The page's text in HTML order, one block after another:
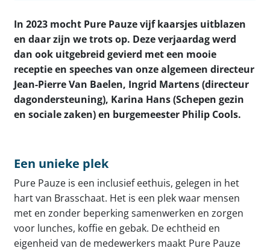
In 2023 mocht Pure Pauze vijf kaarsjes uitblazen
en daar zijn we trots op. Deze verjaardagwerd
dan ook uitgebreid gevierd met een mooie
receptie en speeches van onze algemeen directeur
Jean-Pierre Van Baelen, Ingrid Martens (directeur
dagondersteuning), Karina Hans(Schepen gezin
en sociale zaken) en burgemeester Philip Cools.
Een unieke plek
Pure Pauze is een inclusief eethuis, gelegen in het
hart van Brasschaat. Het is een plek waar mensen
met en zonder beperking samenwerken en zorgen
voor lunches, koffie en gebak. De echtheid en
eigenheid van de medewerkers maakt Pure Pauze